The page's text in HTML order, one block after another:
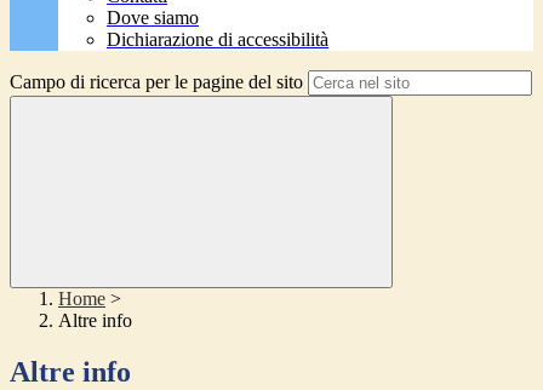
Dove siamo
Dichiarazione di accessibilità
Campo di ricerca per le pagine del sito
Home >
Altre info
Altre info